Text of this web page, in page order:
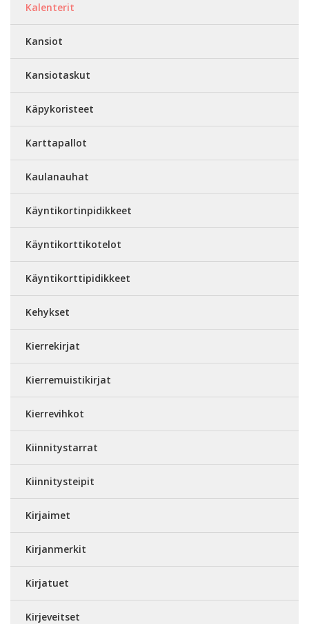
Kalenterit
Kansiot
Kansiotaskut
Käpykoristeet
Karttapallot
Kaulanauhat
Käyntikortinpidikkeet
Käyntikorttikotelot
Käyntikorttipidikkeet
Kehykset
Kierrekirjat
Kierremuistikirjat
Kierrevihkot
Kiinnitystarrat
Kiinnitysteipit
Kirjaimet
Kirjanmerkit
Kirjatuet
Kirjeveitset